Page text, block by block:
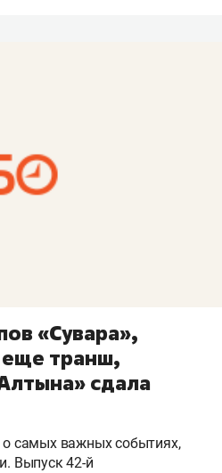
«Сувара»,
транш,
сдала
самых важных событиях,
Выпуск 42-й